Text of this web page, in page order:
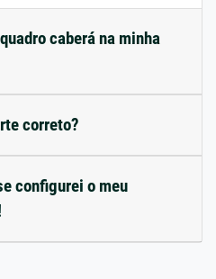
caberá na minha
correto?
configurei o meu